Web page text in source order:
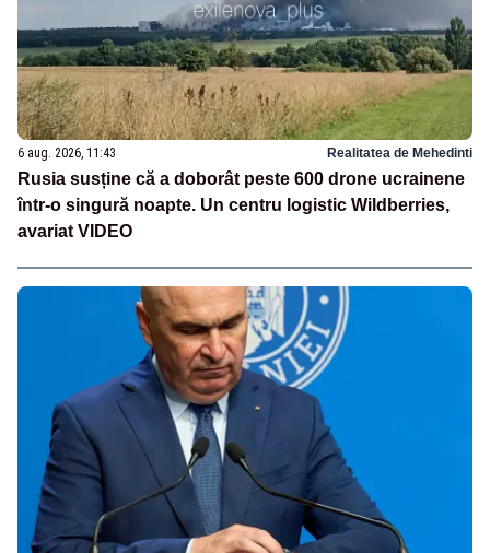
6 aug. 2026, 11:43 Realitatea de Mehedinti
Rusia susține că a doborât peste 600 drone ucrainene
într-o singură noapte. Un centru logistic Wildberries,
avariat VIDEO